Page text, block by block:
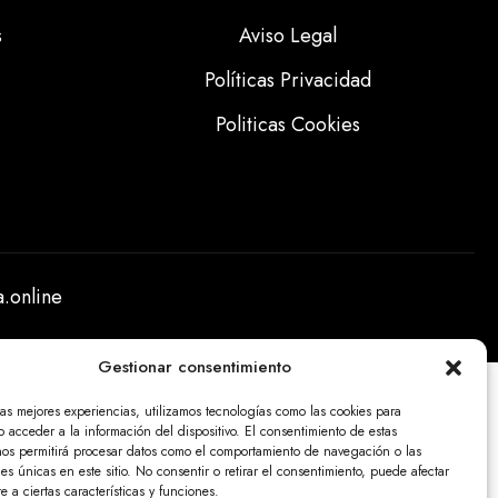
Gestionar consentimiento
mejores experiencias, utilizamos tecnologías como las cookies para
acceder a la información del dispositivo. El consentimiento de estas
permitirá procesar datos como el comportamiento de navegación o las
únicas en este sitio. No consentir o retirar el consentimiento, puede afectar
a ciertas características y funciones.
Aviso Legal
Políticas Privacidad
Politicas Cookies